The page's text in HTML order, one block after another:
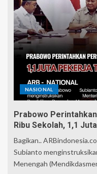
NASIONAL
Prabowo
Ribu Sekolah, 1,1
Bagikan..
Subianto
Menengah